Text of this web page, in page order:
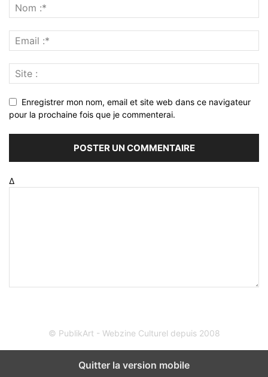
Enregistrer mon nom, email et site web dans ce navigateur
pour la prochaine fois que je commenterai.
Δ
© PublikArt - Webzine Culturel depuis 2008
Quitter la version mobile